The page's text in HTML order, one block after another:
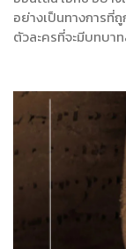
อย่างเป็นทางการที่
ตัวละครที่จะมีบทบา